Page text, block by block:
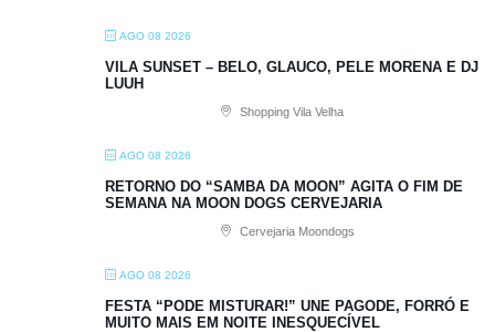
AGO 08 2026
VILA SUNSET – BELO, GLAUCO, PELE MORENA E DJ
LUUH
Shopping Vila Velha
AGO 08 2026
RETORNO DO “SAMBA DA MOON” AGITA O FIM DE
SEMANA NA MOON DOGS CERVEJARIA
Cervejaria Moondogs
AGO 08 2026
FESTA “PODE MISTURAR!” UNE PAGODE, FORRÓ E
MUITO MAIS EM NOITE INESQUECÍVEL